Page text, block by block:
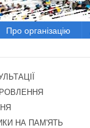
Про організацію
НА ПАМ'ЯТЬ